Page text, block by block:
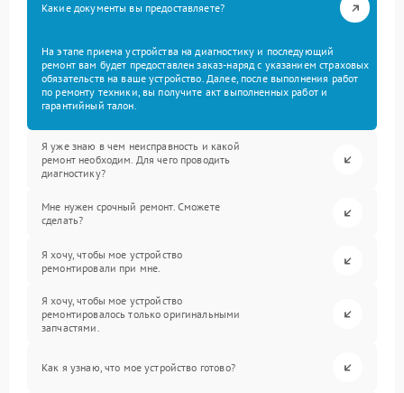
Какие документы вы предоставляете?
На этапе приема устройства на диагностику и последующий
ремонт вам будет предоставлен заказ-наряд с указанием страховых
обязательств на ваше устройство. Далее, после выполнения работ
по ремонту техники, вы получите акт выполненных работ и
гарантийный талон.
Я уже знаю в чем неисправность и какой
ремонт необходим. Для чего проводить
диагностику?
Мне нужен срочный ремонт. Сможете
сделать?
Я хочу, чтобы мое устройство
ремонтировали при мне.
Я хочу, чтобы мое устройство
ремонтировалось только оригинальными
запчастями.
Как я узнаю, что мое устройство готово?